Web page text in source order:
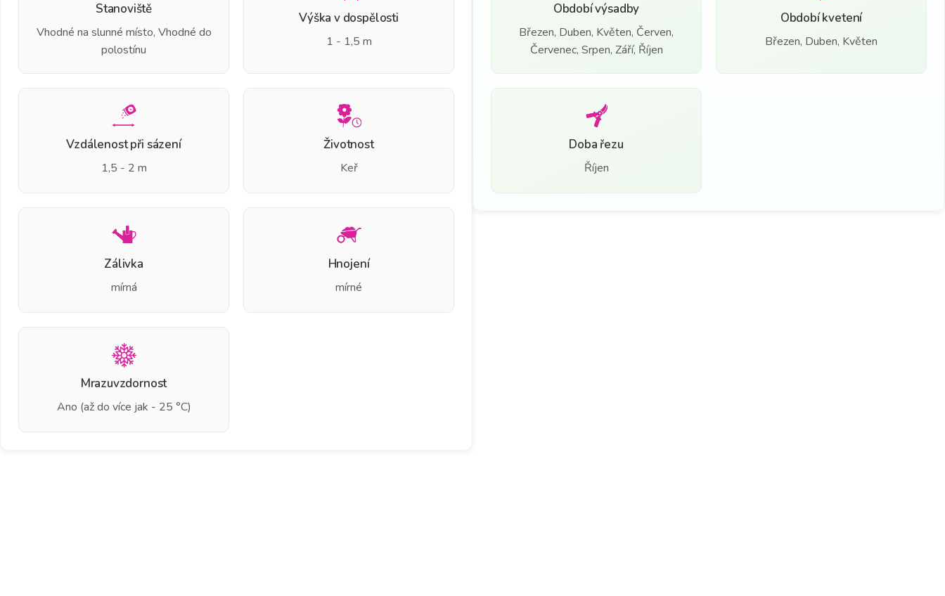
Stanoviště
Vhodné na slunné místo, Vhodné do
polostínu
Výška v dospělosti
1 - 1,5 m
Vzdálenost při sázení
1,5 - 2 m
Životnost
Keř
Zálivka
mírná
Hnojení
mírné
Mrazuvzdornost
Ano (až do více jak - 25 °C)
Období výsadby
Březen, Duben, Květen, Červen,
Červenec, Srpen, Září, Říjen
Období kvetení
Březen, Duben, Květen
Doba řezu
Říjen